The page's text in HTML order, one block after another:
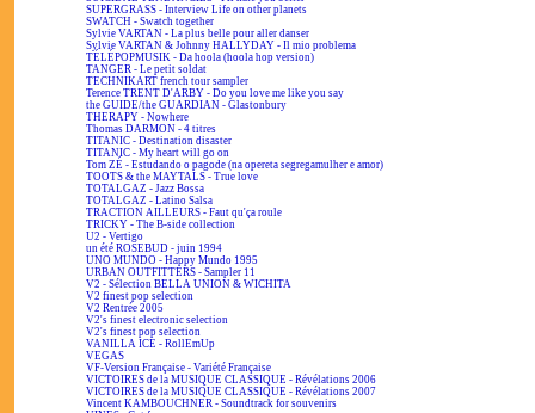
SUPERGRASS - Interview Life on other planets
SWATCH - Swatch together
Sylvie VARTAN - La plus belle pour aller danser
Sylvie VARTAN & Johnny HALLYDAY - Il mio problema
TÉLÉPOPMUSIK - Da hoola (hoola hop version)
TANGER - Le petit soldat
TECHNIKART french tour sampler
Terence TRENT D'ARBY - Do you love me like you say
the GUIDE/the GUARDIAN - Glastonbury
THERAPY - Nowhere
Thomas DARMON - 4 titres
TITANIC - Destination disaster
TITANIC - My heart will go on
Tom ZÉ - Estudando o pagode (na opereta segregamulher e amor)
TOOTS & the MAYTALS - True love
TOTALGAZ - Jazz Bossa
TOTALGAZ - Latino Salsa
TRACTION AILLEURS - Faut qu'ça roule
TRICKY - The B-side collection
U2 - Vertigo
un été ROSEBUD - juin 1994
UNO MUNDO - Happy Mundo 1995
URBAN OUTFITTERS - Sampler 11
V2 - Sélection BELLA UNION & WICHITA
V2 finest pop selection
V2 Rentrée 2005
V2's finest electronic selection
V2's finest pop selection
VANILLA ICE - RollEmUp
VEGAS
VF-Version Française - Variété Française
VICTOIRES de la MUSIQUE CLASSIQUE - Révélations 2006
VICTOIRES de la MUSIQUE CLASSIQUE - Révélations 2007
Vincent KAMBOUCHNER - Soundtrack for souvenirs